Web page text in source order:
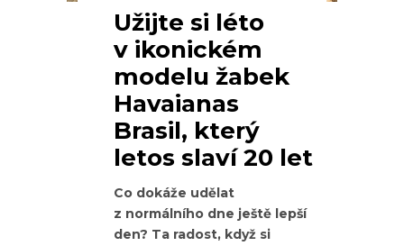
Užijte si léto
v ikonickém
modelu žabek
Havaianas
Brasil, který
letos slaví 20 let
Co dokáže udělat
z normálního dne ještě lepší
den? Ta radost, když si